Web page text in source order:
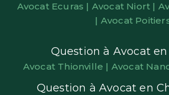
Avocat Ecuras | Avocat Niort |
| Avocat
Question à Avocat
Avocat Thionville | Avocat
Question à Avocat en